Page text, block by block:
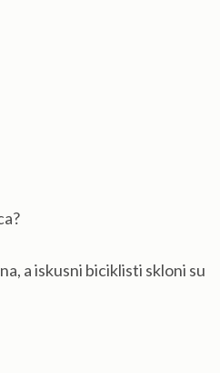
a iskusni biciklisti skloni su